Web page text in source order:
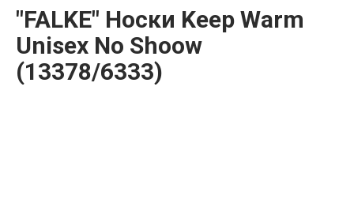
"FALKE" Носки Keep Warm
Unisex No Shoow
(13378/6333)